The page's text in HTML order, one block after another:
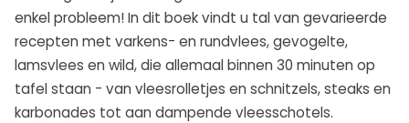
enkel probleem! In dit boek vindt u tal van gevarieerde
recepten met varkens- en rundvlees, gevogelte,
lamsvlees en wild, die allemaal binnen 30 minuten op
tafel staan - van vleesrolletjes en schnitzels, steaks en
karbonades tot aan dampende vleesschotels.